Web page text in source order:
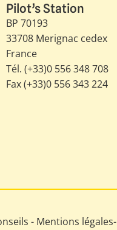
Pilot’s Station
BP 70193
33708 Merignac cedex
France
Tél. (+33)0 556 348 708
Fax (+33)0 556 343 224
- Mentions légales-